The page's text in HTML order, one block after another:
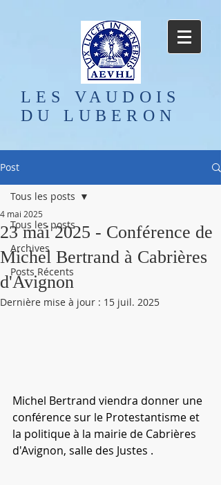
LES VAUDOIS
DU LUBERON
Post
Tous les posts
Archives
Posts Récents
Tous les posts
23 mai 2025 - Conférence de
Michel Bertrand à Cabrières
d'Avignon
4 mai 2025
Dernière mise à jour : 15 juil. 2025
Michel Bertrand viendra donner une
conférence sur le Protestantisme et
la politique à la mairie de Cabrières
d'Avignon, salle des Justes .